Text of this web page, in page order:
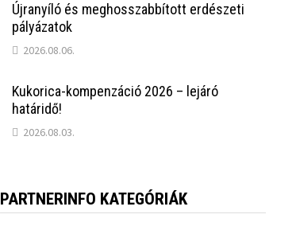
Újranyíló és meghosszabbított erdészeti
pályázatok
2026.08.06.
Kukorica-kompenzáció 2026 – lejáró
határidő!
2026.08.03.
PARTNERINFO KATEGÓRIÁK